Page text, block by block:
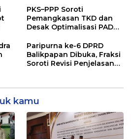
Terukur sebagai
Penyangga IKN
PKS–PPP Soroti
Pemangkasan TKD dan
Desak Optimalisasi PAD
Balikpapan 2026
Paripurna ke-6 DPRD
Balikpapan Dibuka, Fraksi
Soroti Revisi Penjelasan
kamu